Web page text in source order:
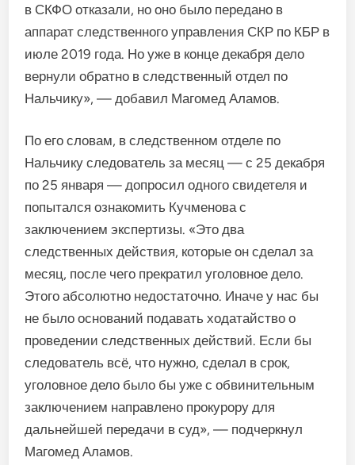
в СКФО отказали, но оно было передано в
аппарат следственного управления СКР по КБР в
июле 2019 года. Но уже в конце декабря дело
вернули обратно в следственный отдел по
Нальчику», — добавил Магомед Аламов.
По его словам, в следственном отделе по
Нальчику следователь за месяц — с 25 декабря
по 25 января — допросил одного свидетеля и
попытался ознакомить Кучменова с
заключением экспертизы. «Это два
следственных действия, которые он сделал за
месяц, после чего прекратил уголовное дело.
Этого абсолютно недостаточно. Иначе у нас бы
не было оснований подавать ходатайство о
проведении следственных действий. Если бы
следователь всё, что нужно, сделал в срок,
уголовное дело было бы уже с обвинительным
заключением направлено прокурору для
дальнейшей передачи в суд», — подчеркнул
Магомед Аламов.